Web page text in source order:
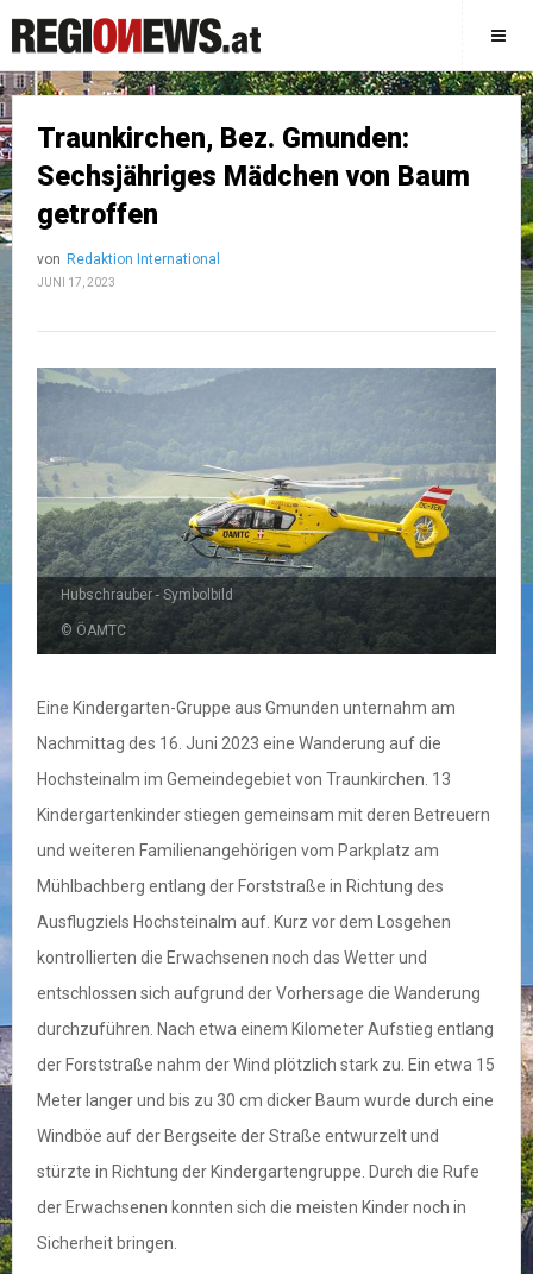
Traunkirchen, Bez. Gmunden:
Sechsjähriges Mädchen von Baum
getroffen
von Redaktion International
JUNI 17, 2023
Hubschrauber - Symbolbild
© ÖAMTC
Eine Kindergarten-Gruppe aus Gmunden unternahm am
Nachmittag des 16. Juni 2023 eine Wanderung auf die
Hochsteinalm im Gemeindegebiet von Traunkirchen. 13
Kindergartenkinder stiegen gemeinsam mit deren Betreuern
und weiteren Familienangehörigen vom Parkplatz am
Mühlbachberg entlang der Forststraße in Richtung des
Ausflugziels Hochsteinalm auf. Kurz vor dem Losgehen
kontrollierten die Erwachsenen noch das Wetter und
entschlossen sich aufgrund der Vorhersage die Wanderung
durchzuführen. Nach etwa einem Kilometer Aufstieg entlang
der Forststraße nahm der Wind plötzlich stark zu. Ein etwa 15
Meter langer und bis zu 30 cm dicker Baum wurde durch eine
Windböe auf der Bergseite der Straße entwurzelt und
stürzte in Richtung der Kindergartengruppe. Durch die Rufe
der Erwachsenen konnten sich die meisten Kinder noch in
Sicherheit bringen.